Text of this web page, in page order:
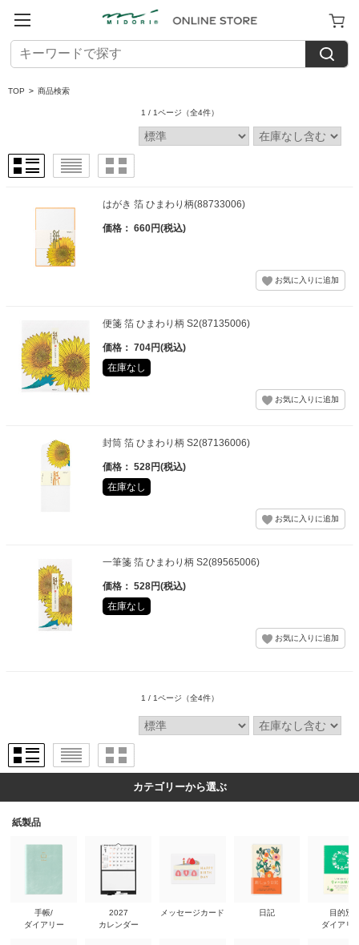
TOP > 商品検索
1 / 1ページ （全4件）
はがき 箔 ひまわり柄(88733006)
価格： 660円(税込)
便箋 箔 ひまわり柄 S2(87135006)
価格： 704円(税込)
在庫なし
封筒 箔 ひまわり柄 S2(87136006)
価格： 528円(税込)
在庫なし
一筆箋 箔 ひまわり柄 S2(89565006)
価格： 528円(税込)
在庫なし
1 / 1ページ （全4件）
カテゴリーから選ぶ
紙製品
手帳/
ダイアリー
2027
カレンダー
メッセージカード 日記
目的別
ダイアリ